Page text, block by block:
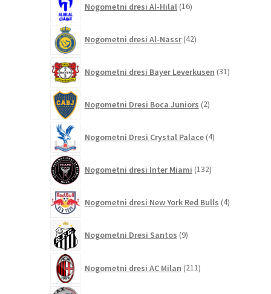
Nogometni dresi Al-Hilal 16izdelkov
Nogometni dresi Al-Nassr 42izdelkov
Nogometni dresi Bayer Leverkusen 31izdelkov
Nogometni Dresi Boca Juniors 2izdelka
Nogometni Dresi Crystal Palace 4izdelki
Nogometni dresi Inter Miami 132izdelkov
Nogometni dresi New York Red Bulls 4izdelki
Nogometni Dresi Santos 9izdelkov
Nogometni dresi AC Milan 211izdelkov